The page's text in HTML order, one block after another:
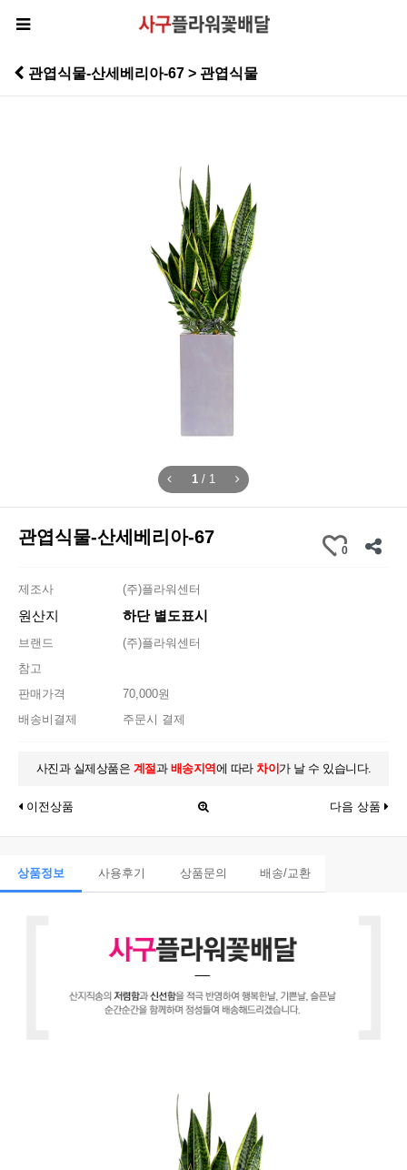
관엽식물-산세베리아-67 > 관엽식물
1 / 1
관엽식물-산세베리아-67
0
제조사 (주)플라워센터
원산지 하단 별도표시
브랜드
(주)플라워센터
참고
판매가격
70,000원
배송비결제
주문시 결제
사진과 실제상품은 계절과 배송지역에 따라 차이 가 날 수 있습니다.
이전상품 다음 상품
상품정보 사용후기 상품문의 배송/교환